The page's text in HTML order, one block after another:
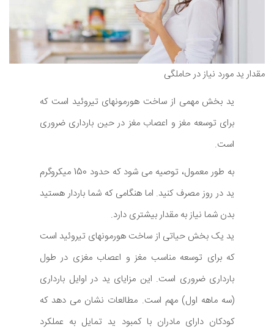
مقدار ید مورد نیاز در حاملگی
ید بخش مهمی از ساخت هورمونهای تیروئید است که
برای توسعه مغز و اعصاب مغز در حین بارداری ضروری
است.
به طور معمول، توصیه می شود که حدود 150 میکروگرم
ید در روز مصرف کنید. اما هنگامی که شما باردار هستید
بدن شما نیاز به مقدار بیشتری دارد.
ید یک بخش حیاتی از ساخت هورمونهای تیروئید است
که برای توسعه مناسب مغز و اعصاب مغزی در طول
بارداری ضروری است. این مزایای ید در اوایل بارداری
(سه ماهه اول) مهم است. مطالعات نشان می دهد که
کودکان دارای مادران با کمبود ید تمایل به عملکرد